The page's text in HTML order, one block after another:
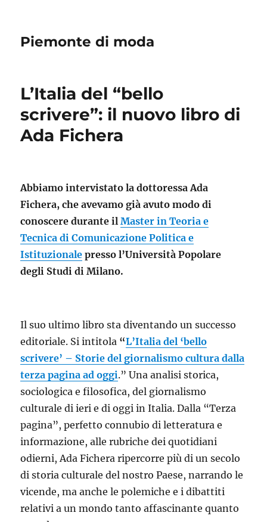
Piemonte di moda
L’Italia del “bello
scrivere”: il nuovo libro di
Ada Fichera
Abbiamo intervistato la dottoressa Ada
Fichera, che avevamo già avuto modo di
conoscere durante ilMaster in Teoria e
Tecnica di Comunicazione Politica e
Istituzionale presso l’Università Popolare
degli Studi di Milano.
Il suo ultimo libro sta diventando un successo
editoriale. Si intitola “L’Italia del ‘bello
scrivere’ – Storie del giornalismo cultura dalla
terza pagina ad oggi.” Una analisi storica,
sociologica e filosofica, del giornalismo
culturale di ieri e di oggi in Italia. Dalla “Terza
pagina”, perfetto connubio di letteratura e
informazione, alle rubriche dei quotidiani
odierni, Ada Fichera ripercorre più di un secolo
di storia culturale del nostro Paese, narrando le
vicende, ma anche le polemiche e i dibattiti
relativi a un mondo tanto affascinante quanto